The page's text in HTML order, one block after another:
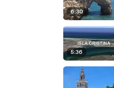
6:30
5:36